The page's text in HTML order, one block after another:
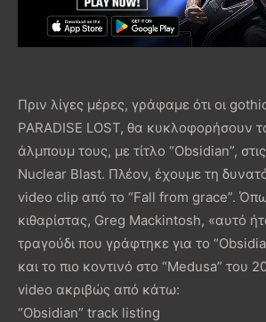
Πριν λίγες μέρες, γράφαμε ότι οι
PARADISE LOST, θα κυκλοφορήσουν
άλμπουμ τους, με τίτλο “Obsidian”,
Nuclear Blast. Πλέον, έχουμε τη
video clip από το “Fall from grace”.
κιθαρίστας, Greg Mackintosh, «αυτό
τραγούδι που γράφτηκε για το
και το πιο κοντινό στο “Medusa” του
video ακριβώς από κάτω:
“Obsidian” track listing